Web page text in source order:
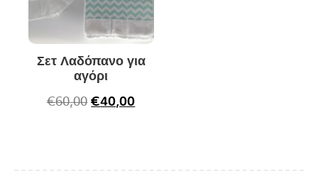
Σετ Λαδόπανο για
αγόρι
€60,00 €40,00